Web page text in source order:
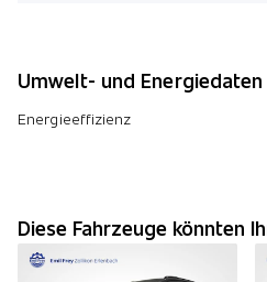
Umwelt- und Energiedaten
Energieeffizienz
Diese Fahrzeuge könnten